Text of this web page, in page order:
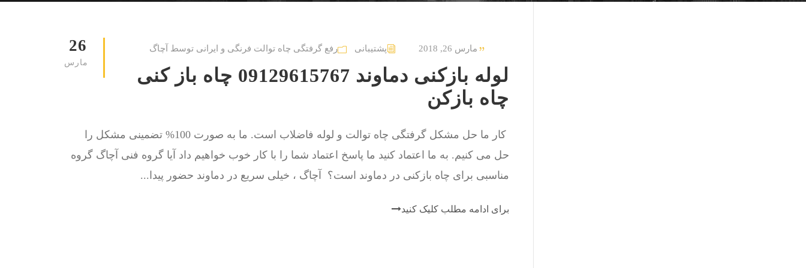
26
مارس
مارس 26, 2018 پشتیبانی رفع گرفتگی چاه توالت فرنگی و ایرانی توسط آچاگ
لوله بازکنی دماوند 09129615767 چاه باز کنی
چاه بازکن
کار ما حل مشکل گرفتگی چاه توالت و لوله فاضلاب است. ما به صورت 100% تضمینی مشکل را
حل می کنیم. به ما اعتماد کنید ما پاسخ اعتماد شما را با کار خوب خواهیم داد آیا گروه فنی آچاگ گروه
مناسبی برای چاه بازکنی در دماوند است؟ آچاگ ، خیلی سریع در دماوند حضور پیدا...
برای ادامه مطلب کلیک کنید